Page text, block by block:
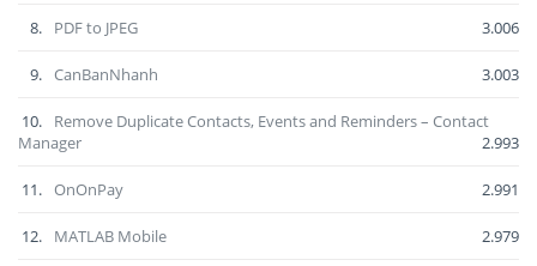
8. PDF to JPEG 3.006
9. CanBanNhanh 3.003
10.
Remove Duplicate Contacts, Events and Reminders – Contact
Manager
2.993
11. OnOnPay 2.991
12. MATLAB Mobile 2.979